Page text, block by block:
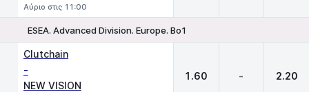
Αύριο στις 11:00
ESEA. Advanced Division. Europe. Bo1
Clutchain
-
NEW VISION
1.60 - 2.20